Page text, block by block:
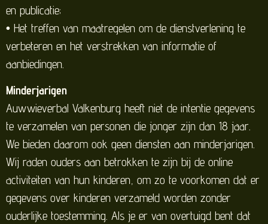
en publicatie;
• Het treffen van maatregelen om de dienstverlening te
verbeteren en het verstrekken van informatie of
aanbiedingen.
Minderjarigen
Auwwieverbal Valkenburg heeft niet de intentie gegevens
te verzamelen van personen die jonger zijn dan 18 jaar.
We bieden daarom ook geen diensten aan minderjarigen.
Wij raden ouders aan betrokken te zijn bij de online
activiteiten van hun kinderen, om zo te voorkomen dat er
gegevens over kinderen verzameld worden zonder
ouderlijke toestemming. Als je er van overtuigd bent dat